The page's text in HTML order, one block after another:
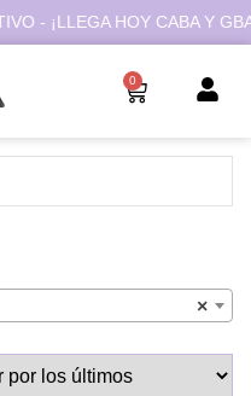
- ¡LLEGA HOY CABA Y GBA!
0
×